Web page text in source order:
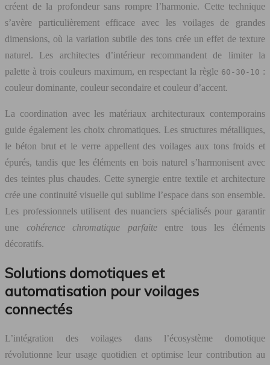
créent de la profondeur sans rompre l’harmonie. Cette technique
s’avère particulièrement efficace avec les voilages de grandes
dimensions, où la variation subtile des tons crée un effet de texture
naturel. Les architectes d’intérieur recommandent de limiter la
palette à trois couleurs maximum, en respectant la règle 60-30-10 :
couleur dominante, couleur secondaire et couleur d’accent.
La coordination avec les matériaux architecturaux contemporains
guide également les choix chromatiques. Les structures métalliques,
le béton brut et le verre appellent des voilages aux tons froids et
épurés, tandis que les éléments en bois naturel s’harmonisent avec
des teintes plus chaudes. Cette synergie entre textile et architecture
crée une continuité visuelle qui sublime l’espace dans son ensemble.
Les professionnels utilisent des nuanciers spécialisés pour garantir
une cohérence chromatique parfaiteentre tous les éléments
décoratifs.
Solutions domotiques et
automatisation pour voilages
connectés
L’intégration des voilages dans l’écosystème domotique
révolutionne leur usage quotidien et optimise leur contribution au